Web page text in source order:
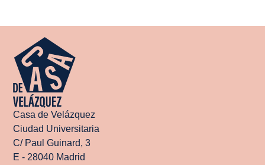
Casa de Velázquez
Ciudad Universitaria
C/ Paul Guinard, 3
E - 28040 Madrid